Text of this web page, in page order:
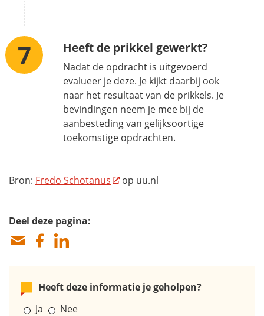
Heeft de prikkel gewerkt?
Nadat de opdracht is uitgevoerd
evalueer je deze. Je kijkt daarbij ook
naar het resultaat van de prikkels. Je
bevindingen neem je mee bij de
aanbesteding van gelijksoortige
toekomstige opdrachten.
Bron: Fredo Schotanus op uu.nl
Deel deze pagina:
Heeft deze informatie je geholpen?
Ja
Nee